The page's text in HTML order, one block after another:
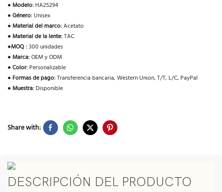
●Modelo: HA25294
●Género: Unisex
●Material del marco:Acetato
●Material de la lente:TAC
●MOQ :300 unidades
●Marca:OEM y ODM
●Color: Personalizable
● Formas de pago:Transferencia bancaria, Western Union, T/T, L/C, PayPal
●Muestra: Disponible
Share with:
DESCRIPCIÓN DEL PRODUCTO